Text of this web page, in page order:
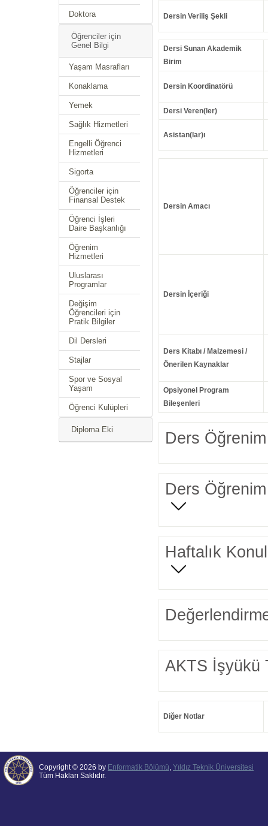
Doktora
Öğrenciler için
Genel Bilgi
Yaşam Masrafları
Konaklama
Yemek
Sağlık Hizmetleri
Engelli Öğrenci
Hizmetleri
Sigorta
Öğrenciler için
Finansal Destek
Öğrenci İşleri
Daire Başkanlığı
Öğrenim
Hizmetleri
Uluslarası
Programlar
Değişim
Öğrencileri için
Pratik Bilgiler
Dil Dersleri
Stajlar
Spor ve Sosyal
Yaşam
Öğrenci Kulüpleri
Diploma Eki
Dersin Veriliş Şekli
Dersi Sunan Akademik
Birim
Dersin Koordinatörü
Dersi Veren(ler)
Asistan(lar)ı
Dersin Amacı
Dersin İçeriği
Ders Kitabı / Malzemesi /
Önerilen Kaynaklar
Opsiyonel Program
Bileşenleri
Ders Öğrenim
Ders Öğrenim
Haftalık
AKTS İşyükü
Diğer Notlar
Copyright © 2026 by Enformatik Bölümü, Yıldız Teknik Üniversitesi
Tüm Hakları Saklıdır.